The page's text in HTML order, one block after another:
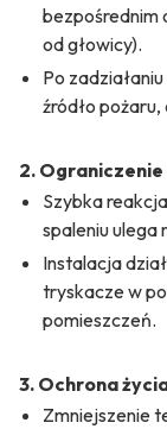
bezpośrednim
od głowicy).
Po
źródło
2.
Szybka
spaleniu ulega
Instalacja
tryskacze w
pomieszczeń.
3. Ochrona
Zmniejszenie